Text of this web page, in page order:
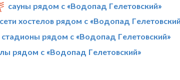
сауны рядом с «Водопад Гелетовский»
сети хостелов рядом с «Водопад
стадионы рядом с «Водопад Гелетовский»
рядом с «Водопад Гелетовский»